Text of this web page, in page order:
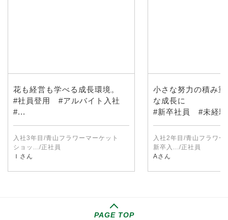
花も経営も学べる成長環境。
#社員登用 #アルバイト入社
#...
入社3年目/青山フラワーマーケット
ショッ.../正社員
Ｉさん
小さな努力の積み
な成長に
#新卒社員 #未経
入社2年目/青山フラワ
新卒入.../正社員
Aさん
PAGE TOP